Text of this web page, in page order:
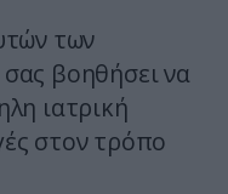
των
βοηθήσει να
ιατρική
στον τρόπο